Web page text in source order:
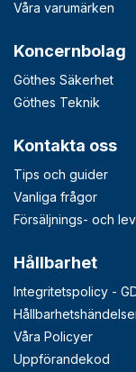
Våra varumärken
Koncernbolag
Göthes Säkerhet
Göthes Teknik
Kontakta oss
Tips och guider
Vanliga frågor
Försäljnings- och
Hållbarhet
Integritetspolicy -
Våra Policyer
Uppförandekod